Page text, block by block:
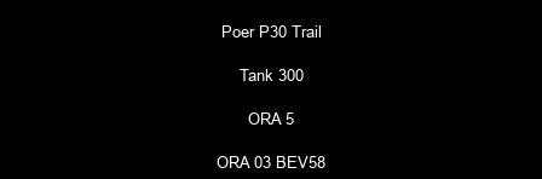
Poer P30 Trail
Tank 300
ORA 5
ORA 03 BEV58